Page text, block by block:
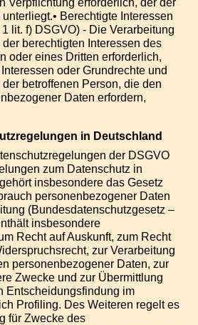
Verpflichtung erforderlich, der der
Berechtigte Interessen
lit. f) DSGVO) - Die Verarbeitung
der berechtigten Interessen des
oder eines Dritten erforderlich,
oder Grundrechte und
betroffenen Person, die den
Daten erfordern,
in Deutschland
der DSGVO
zum Datenschutz in
insbesondere das Gesetz
personenbezogener Daten
(Bundesdatenschutzgesetz –
insbesondere
Recht auf Auskunft, zum Recht
zur Verarbeitung
personenbezogener Daten, zur
Zwecke und zur Übermittlung
Entscheidungsfindung im
Profiling. Des Weiteren regelt es
für Zwecke des